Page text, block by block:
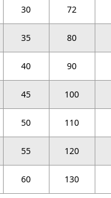
30 72
35 80
40 90
45 100
50 110
55 120
60 130